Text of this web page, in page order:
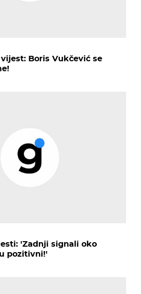
Boris Vukčević se
'Zadnji signali oko
pozitivni!'